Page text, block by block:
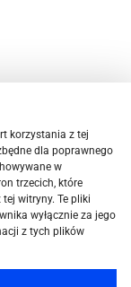
korzystania z tej
dla poprawnego
w
trzecich, które
witryny. Te pliki
wyłącznie za jego
z tych plików